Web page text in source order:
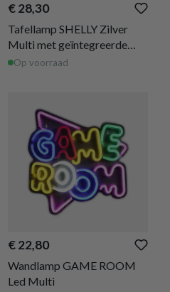
€ 28,30
Tafellamp SHELLY Zilver
Multi met geïntegreerde
LED
Op voorraad
€ 22,80
Wandlamp GAME ROOM
Led Multi